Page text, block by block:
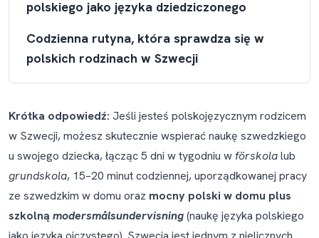
polskiego jako języka dziedziczonego
Codzienna rutyna, która sprawdza się w
polskich rodzinach w Szwecji
Jak naprawdę złożyć wniosek o
*modersmålsundervisning* z polskiego
Słowo o polskiej sieci parafialnej w Szwecji
Polecane narzędzia
Krótka odpowiedź: Jeśli jesteś polskojęzycznym rodzicem
w Szwecji, możesz skutecznie wspierać naukę szwedzkiego
u swojego dziecka, łącząc 5 dni w tygodniu wförskolalub
grundskola, 15–20 minut codziennej, uporządkowanej pracy
ze szwedzkim w domu oraz mocny polski w domu plus
szkolną modersmålsundervisning(naukę języka polskiego